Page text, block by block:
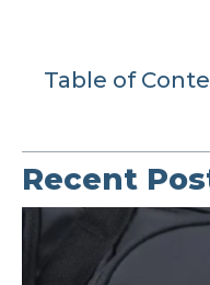
Table of
Recent